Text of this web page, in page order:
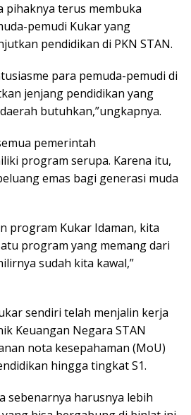
pihaknya terus membuka
pemudi Kukar yang
pendidikan di PKN STAN.
para pemuda-pemudi di
jenjang pendidikan yang
butuhkan,”ungkapnya.
pemerintah
program serupa. Karena itu,
emas bagi generasi muda
program Kukar Idaman, kita
program yang memang dari
sudah kita kawal,”
sendiri telah menjalin kerja
Keuangan Negara STAN
nota kesepahaman (MoU)
hingga tingkat S1.
sebenarnya harusnya lebih